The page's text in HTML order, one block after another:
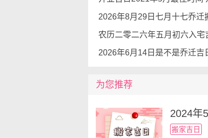
【阴历】二零二四年四
【冲煞】煞东
【阳历】2024年5月21
为您推荐
2024年
搬家吉日